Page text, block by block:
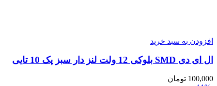
افزودن به سبد خرید
ال ای دی SMD بلوکی 12 ولت لنز دار سبز پک 10 تایی
100,000 تومان